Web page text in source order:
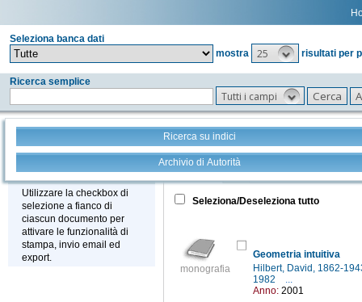
Seleziona banca dati
mostra
25 risultati per
Ricerca semplice
Tutti i campi
Ricerca su indici
Archivio di Autorità
Stampa - Email - Export
Utilizzare la checkbox di
selezione a fianco di
ciascun documento per
attivare le funzionalità di
stampa, invio email ed
export.
Tutto +
Seleziona/Deseleziona tutto
monografia
Geometria intuitiva
Hilbert, David, 1862-
1982
...
Anno: 2001